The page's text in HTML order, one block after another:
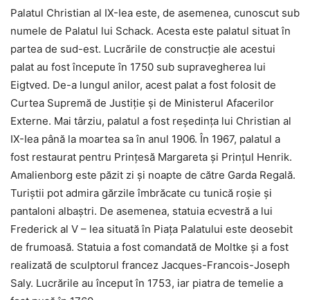
Palatul Christian al IX-Iea este, de asemenea, cunoscut sub
numele de Palatul lui Schack. Acesta este palatul situat în
partea de sud-est. Lucrările de construcție ale acestui
palat au fost începute în 1750 sub supravegherea lui
Eigtved. De-a lungul anilor, acest palat a fost folosit de
Curtea Supremă de Justiție și de Ministerul Afacerilor
Externe. Mai târziu, palatul a fost reședința lui Christian al
IX-Iea până la moartea sa în anul 1906. În 1967, palatul a
fost restaurat pentru Prințesă Margareta și Prințul Henrik.
Amalienborg este păzit zi și noapte de către Garda Regală.
Turiștii pot admira gărzile îmbrăcate cu tunică roșie și
pantaloni albaștri. De asemenea, statuia ecvestră a lui
Frederick al V – lea situată în Piața Palatului este deosebit
de frumoasă. Statuia a fost comandată de Moltke și a fost
realizată de sculptorul francez Jacques-Francois-Joseph
Saly. Lucrările au început în 1753, iar piatra de temelie a